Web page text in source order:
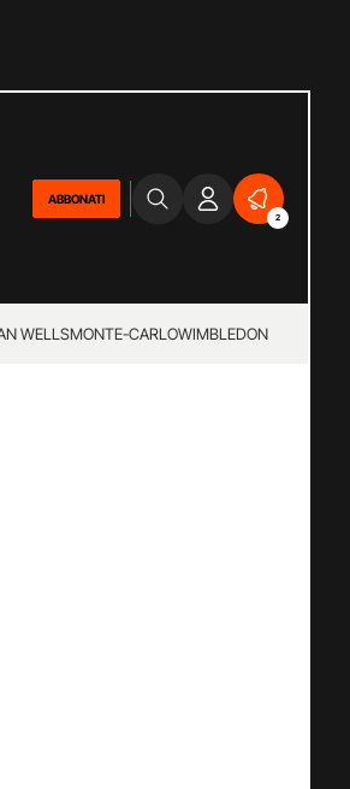
ABBONATI
2
WELLSMONTE-CARLOWIMBLEDON